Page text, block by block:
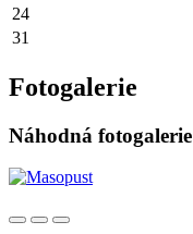
24
31
Fotogalerie
Náhodná fotogalerie